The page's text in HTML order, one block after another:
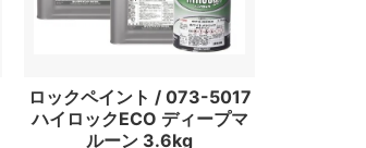
ロックペイント / 073-5017
ハイロックECO ディープマ
ルーン 3.6kg